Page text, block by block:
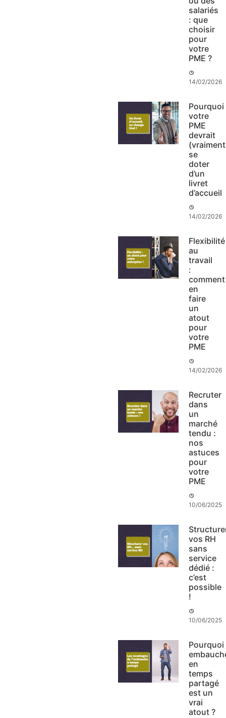
salariés
: que
choisir
pour
votre
PME ?
14/02/2026
Pourquoi
votre
PME
devrait
se
doter
d’un
livret
d’accueil
14/02/2026
Flexibilité
au
travail
:
comment
en
faire
un
atout
pour
votre
PME
14/02/2026
Recruter
dans
un
marché
tendu :
nos
astuces
pour
votre
PME
10/06/2025
vos RH
sans
service
dédié :
c’est
possible
!
10/06/2025
Pourquoi
en
temps
partagé
est un
vrai
atout ?